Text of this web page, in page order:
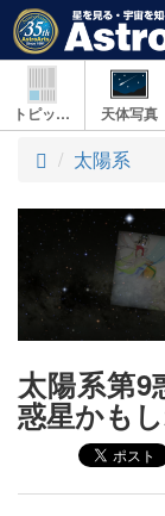
トピックス 天体写真
ト
プ
太陽系
太陽系第9
惑星かも